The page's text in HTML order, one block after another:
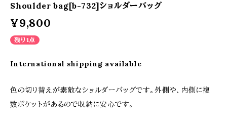
Shoulder bag[b-732]ショルダーバッグ
¥9,800
残り1点
International shipping available
色の切り替えが素敵なショルダーバッグです。外側や、内側に複
数ポケットがあるので収納に安心です。